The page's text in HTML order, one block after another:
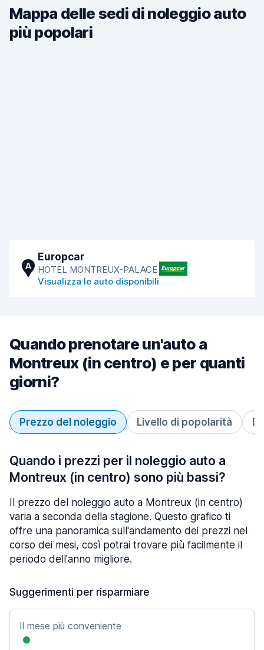
Mappa delle sedi di noleggio auto
più popolari
A
Europcar
HOTEL MONTREUX-PALACE
Visualizza le auto disponibili
Quando prenotare un'auto a
Montreux (in centro) e per quanti
giorni?
Prezzo del noleggio Livello di popolarità
Quando i prezzi per il noleggio auto a
Montreux (in centro) sono più bassi?
Il prezzo del noleggio auto a Montreux (in centro)
varia a seconda della stagione. Questo grafico ti
offre una panoramica sull'andamento dei prezzi nel
corso dei mesi, così potrai trovare più facilmente il
periodo dell'anno migliore.
Suggerimenti per risparmiare
Il mese più conveniente